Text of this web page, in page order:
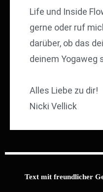
Life und Inside
gerne oder ruf
darüber, ob das
deinem Yogaweg
Alles Liebe zu dir!
Nicki Vellick
Text mit freundlicher